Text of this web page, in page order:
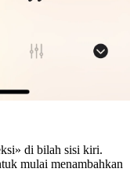
di bilah sisi kiri.
mulai menambahkan